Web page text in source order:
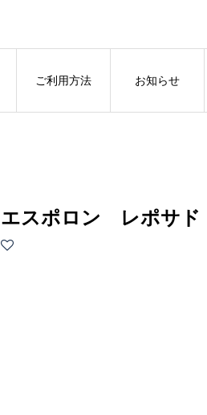
ご利用方法 お知らせ
エスポロン レポサド